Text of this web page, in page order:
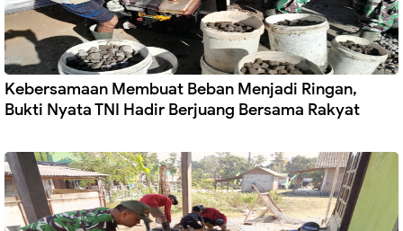
Kebersamaan Membuat Beban Menjadi Ringan,
Bukti Nyata TNI Hadir Berjuang Bersama Rakyat